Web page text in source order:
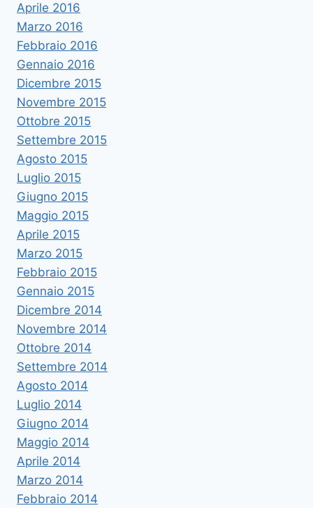
Aprile 2016
Marzo 2016
Febbraio 2016
Gennaio 2016
Dicembre 2015
Novembre 2015
Ottobre 2015
Settembre 2015
Agosto 2015
Luglio 2015
Giugno 2015
Maggio 2015
Aprile 2015
Marzo 2015
Febbraio 2015
Gennaio 2015
Dicembre 2014
Novembre 2014
Ottobre 2014
Settembre 2014
Agosto 2014
Luglio 2014
Giugno 2014
Maggio 2014
Aprile 2014
Marzo 2014
Febbraio 2014